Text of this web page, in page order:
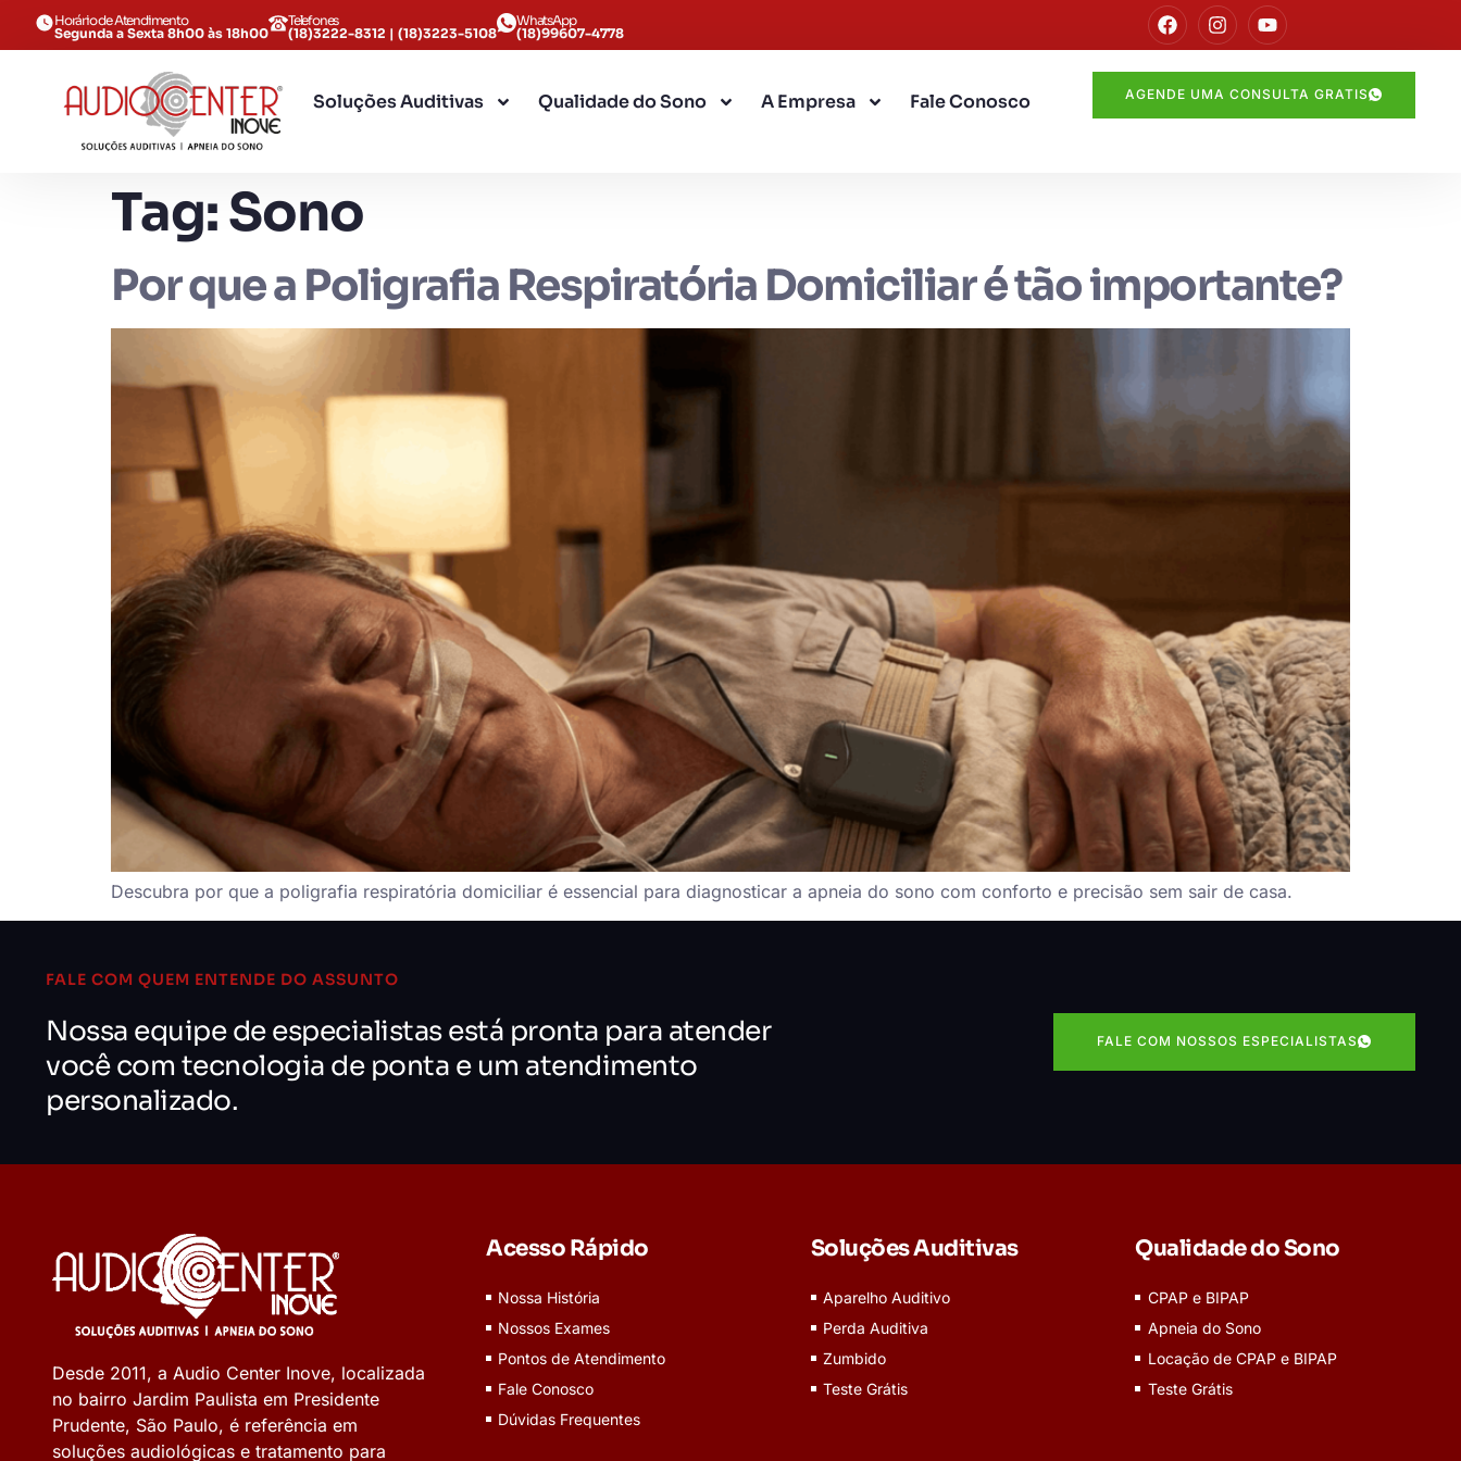
Horário de Atendimento
Segunda a Sexta 8h00 às 18h00
Telefones
(18)3222-8312 | (18)3223-5108
WhatsApp
(18)99607-4778
Soluções Auditivas Qualidade do Sono A Empresa Fale Conosco AGENDE UMA CONSULTA GRATIS
Tag:Sono
Por que a Poligrafia Respiratória Domiciliar é tão importante?
Descubra por que a poligrafia respiratória domiciliar é essencial para diagnosticar a apneia do sono com conforto e precisão sem sair de casa.
FALE COM QUEM ENTENDE DO ASSUNTO
Nossa equipe de especialistas está pronta para atender
você com tecnologia de ponta e um atendimento
personalizado.
FALE COM NOSSOS ESPECIALISTAS
Desde 2011, a Audio Center Inove, localizada
no bairro Jardim Paulista em Presidente
Prudente, São Paulo, é referência em
soluções audiológicas e tratamento para
Acesso Rápido
Nossa História
Nossos Exames
Pontos de Atendimento
Fale Conosco
Dúvidas Frequentes
Soluções Auditivas
Aparelho Auditivo
Perda Auditiva
Zumbido
Teste Grátis
Qualidade do Sono
CPAP e BIPAP
Apneia do Sono
Locação de CPAP e BIPAP
Teste Grátis